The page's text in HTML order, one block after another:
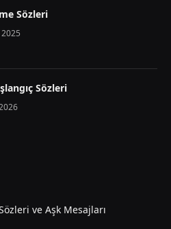
Sözleri
Sözleri
ve Aşk Mesajları